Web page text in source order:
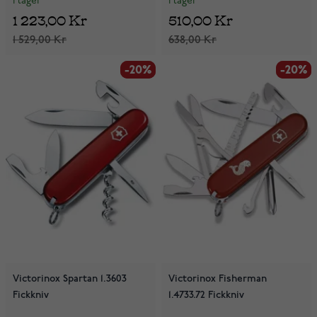
1 529,00 Kr
1 223,00 Kr
638,00 Kr
510,00 Kr
-20%
-20%
Victorinox Spartan 1.3603
Fickkniv
-20%
-20%
Victorinox Fisherman
1.4733.72 Fickkniv